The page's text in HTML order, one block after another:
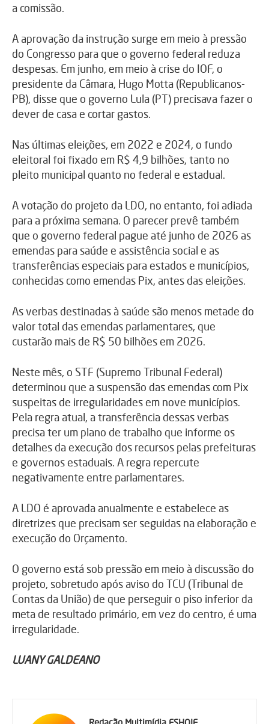
a comissão.
A aprovação da instrução surge em meio à pressão
do Congresso para que o governo federal reduza
despesas. Em junho, em meio à crise do IOF, o
presidente da Câmara, Hugo Motta (Republicanos-
PB), disse que o governo Lula (PT) precisava fazer o
dever de casa e cortar gastos.
Nas últimas eleições, em 2022 e 2024, o fundo
eleitoral foi fixado em R$ 4,9 bilhões, tanto no
pleito municipal quanto no federal e estadual.
A votação do projeto da LDO, no entanto, foi adiada
para a próxima semana. O parecer prevê também
que o governo federal pague até junho de 2026 as
emendas para saúde e assistência social e as
transferências especiais para estados e municípios,
conhecidas como emendas Pix, antes das eleições.
As verbas destinadas à saúde são menos metade do
valor total das emendas parlamentares, que
custarão mais de R$ 50 bilhões em 2026.
Neste mês, o STF (Supremo Tribunal Federal)
determinou que a suspensão das emendas com Pix
suspeitas de irregularidades em nove municípios.
Pela regra atual, a transferência dessas verbas
precisa ter um plano de trabalho que informe os
detalhes da execução dos recursos pelas prefeituras
e governos estaduais. A regra repercute
negativamente entre parlamentares.
A LDO é aprovada anualmente e estabelece as
diretrizes que precisam ser seguidas na elaboração e
execução do Orçamento.
O governo está sob pressão em meio à discussão do
projeto, sobretudo após aviso do TCU (Tribunal de
Contas da União) de que perseguir o piso inferior da
meta de resultado primário, em vez do centro, é uma
irregularidade.
LUANY GALDEANO